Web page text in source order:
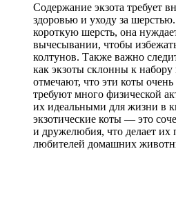
Содержание экзота требует
здоровью и уходу за
короткую шерсть, она
вычесывании, чтобы
колтунов. Также важно
как экзоты склонны к
отмечают, что эти коты
требуют много физической
их идеальными для жизни в
экзотические коты — это
и дружелюбия, что делает их
любителей домашних